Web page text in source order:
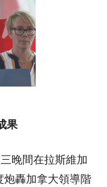
果
晚間在拉斯維加
炮轟加拿大領導階